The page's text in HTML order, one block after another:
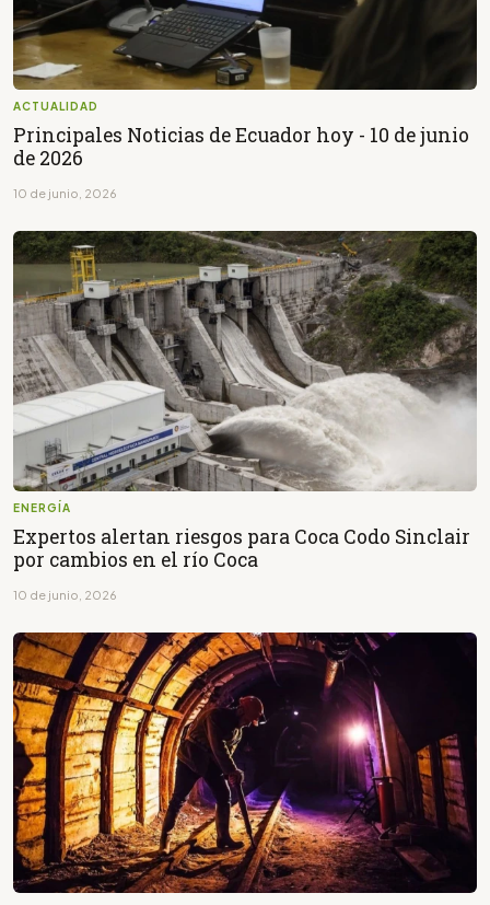
ACTUALIDAD
Principales Noticias de Ecuador hoy - 10 de junio
de 2026
10 de junio, 2026
ENERGÍA
Expertos alertan riesgos para Coca Codo Sinclair
por cambios en el río Coca
10 de junio, 2026